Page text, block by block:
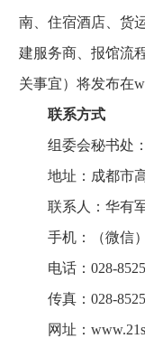
南、住宿酒店、货
建服务商、报馆流
关事宜）将发布在
联系方式
组委会秘书处：
地址：成都市高
联系人：华有
手机：（微信）
电话：028-
传真：028-
网址：